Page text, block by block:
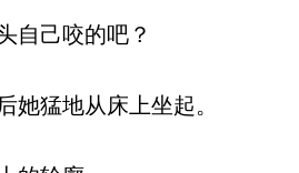
自己咬的吧？
猛地从床上坐起。